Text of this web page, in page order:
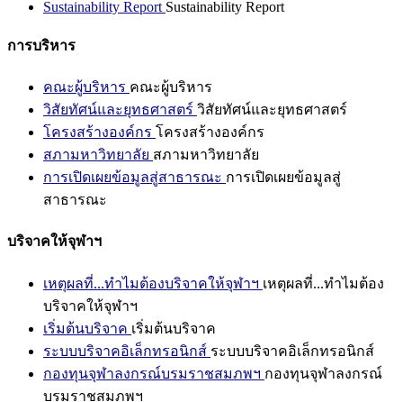
Sustainability Report Sustainability Report
การบริหาร
คณะผู้บริหาร คณะผู้บริหาร
วิสัยทัศน์และยุทธศาสตร์ วิสัยทัศน์และยุทธศาสตร์
โครงสร้างองค์กร โครงสร้างองค์กร
สภามหาวิทยาลัย สภามหาวิทยาลัย
การเปิดเผยข้อมูลสู่สาธารณะ การเปิดเผยข้อมูลสู่
สาธารณะ
บริจาคให้จุฬาฯ
เหตุผลที่...ทำไมต้องบริจาคให้จุฬาฯ เหตุผลที่...ทำไมต้อง
บริจาคให้จุฬาฯ
เริ่มต้นบริจาค เริ่มต้นบริจาค
ระบบบริจาคอิเล็กทรอนิกส์ ระบบบริจาคอิเล็กทรอนิกส์
กองทุนจุฬาลงกรณ์บรมราชสมภพฯ กองทุนจุฬาลงกรณ์
บรมราชสมภพฯ